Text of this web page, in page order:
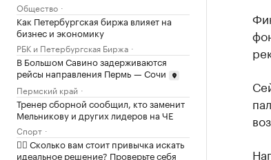
Общество
Как Петербургская биржа влияет на
бизнес и экономику
РБК и Петербургская Биржа
В Большом Савино задерживаются
рейсы направления Пермь — Сочи
Пермский край
Тренер сборной сообщил, кто заменит
Мельникову и других лидеров на ЧЕ
Спорт
✍🏻 Сколько вам стоит привычка искать
идеальное решение? Проверьте себя